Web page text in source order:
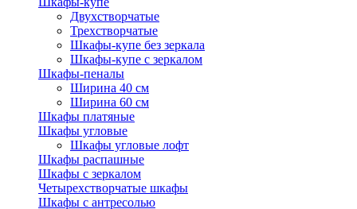
Двухстворчатые
Трехстворчатые
Шкафы-купе без зеркала
Шкафы-купе с зеркалом
Шкафы-пеналы
Ширина 40 см
Ширина 60 см
Шкафы платяные
Шкафы угловые
Шкафы угловые лофт
Шкафы распашные
Шкафы с зеркалом
Четырехстворчатые шкафы
Шкафы с антресолью